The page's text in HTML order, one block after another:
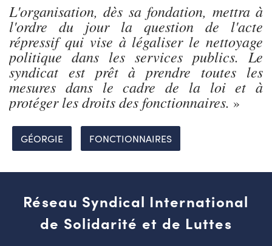
L'organisation, dès sa fondation, mettra à
l'ordre du jour la question de l'acte
répressif qui vise à légaliser le nettoyage
politique dans les services publics. Le
syndicat est prêt à prendre toutes les
mesures dans le cadre de la loi et à
protéger les droits des fonctionnaires. »
GÉORGIE FONCTIONNAIRES
Réseau Syndical International
de Solidarité et de Luttes